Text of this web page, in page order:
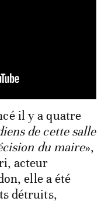
il y a quatre
de cette salle
du maire»,
acteur
elle a été
détruits,